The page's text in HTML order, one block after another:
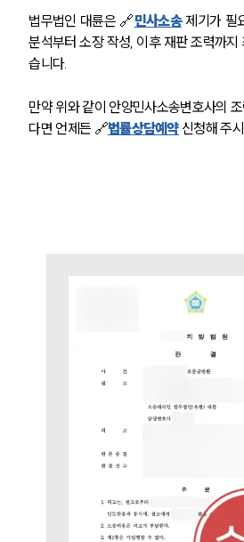
그룹소개
대륜의 강점
주요 업무사례
사례분석/최신동
법률정보
법률지식인
전체
법무법인 대륜은 🔗민사소송 제기가 필
분석부터 소장 작성, 이후 재판 조력까지
습니다.
만약 위와 같이 안양민사소송변호사의
다면 언제든 🔗법률상담예약 신청해 주